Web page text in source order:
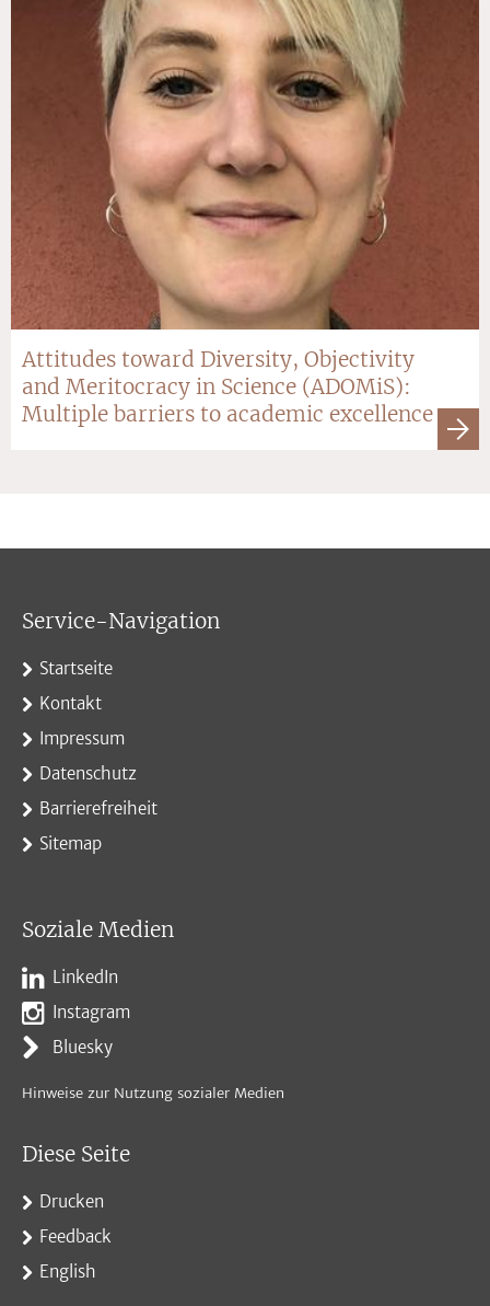
Attitudes toward Diversity, Objectivity
and Meritocracy in Science (ADOMiS):
Multiple barriers to academic excellence
Service-Navigation
Startseite
Kontakt
Impressum
Datenschutz
Barrierefreiheit
Sitemap
Soziale Medien
LinkedIn
Instagram
Bluesky
Hinweise zur Nutzung sozialer Medien
Diese Seite
Drucken
Feedback
English